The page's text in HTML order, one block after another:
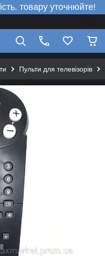
товару уточнюйте!
Пульти для телевізорів